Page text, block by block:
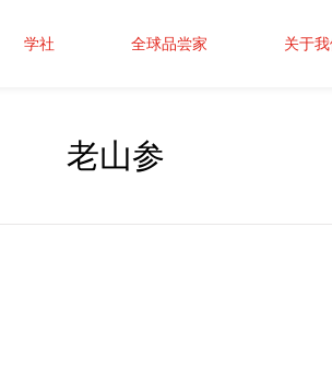
学社 全球品尝家 关于
老山参